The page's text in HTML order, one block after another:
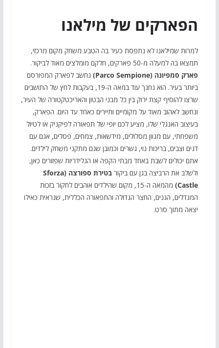
הפארקים של מילאנו
למרות שמילאנו לא נתפסת כעיר בה הטבע משחק מקום מרכזי,
תמצאו בה למעלה מ-50 פארקים, חלקם מומלצים מאוד לביקור.
פארק סמפיונה (Parco Sempione)
נחשב לפארק המפורסם
ביותר בעיר. הוא
נחנך עוד במאה ה-19, בעקבות לחץ של התושבים
שרצו להוסיף קצת ירוק בין כל מבני הבטון והאריכטקטורה של העיר,
ונחשב לאהוב מאוד על מקומיים ותיירים כאחד עד היום. הפארק,
בעיצוב האנגלי שלו, מציע לכם יופי של תפאורה לפיקניק או לטיול
משפחתי, עם מגוון מסלולים, מידשאות, צמחים, פסלים, אגם עם
דגים וצבים, בריכות נוי, גשרים וכמובן שגם מתקני משחק לילדים.
אתם יכולים לשבת באחד מבתי הקפה או הגלידריות שפזורים כאן,
ולשלב את הרביצה בגן עם ביקור
בטירת ספורצה (Sforza
Castle)
מהמאה ה-15, מקום שהילדים אוהבים לחקור בזכות
המגדלים, הגנים, החצר הגדולה והתפאורה הכללית, שנראית כאילו
יצאה מתוך סרט.